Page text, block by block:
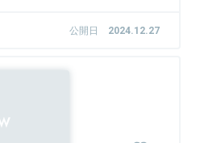
グディレクター＆パートナーとし
月1日付けで株式会社LayerXに参
院工学研究科卒業後、トヨタ自動
、組織、財務を管掌。
公開日 2024.12.27